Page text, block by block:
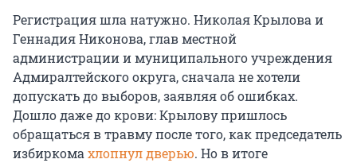
Регистрация шла натужно. Николая Крылова и
Геннадия Никонова, глав местной
администрации и муниципального учреждения
Адмиралтейского округа, сначала не хотели
допускать до выборов, заявляя об ошибках.
Дошло даже до крови: Крылову пришлось
обращаться в травму после того, как председатель
избиркома хлопнул дверью. Но в итоге